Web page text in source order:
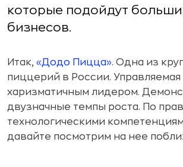
которые подойдут
бизнесов.
Итак, «Додо Пицца». Одна из
пиццерий в России. Управляемая
харизматичным лидером.
двузначные темпы роста. По
технологическими
давайте посмотрим на нее